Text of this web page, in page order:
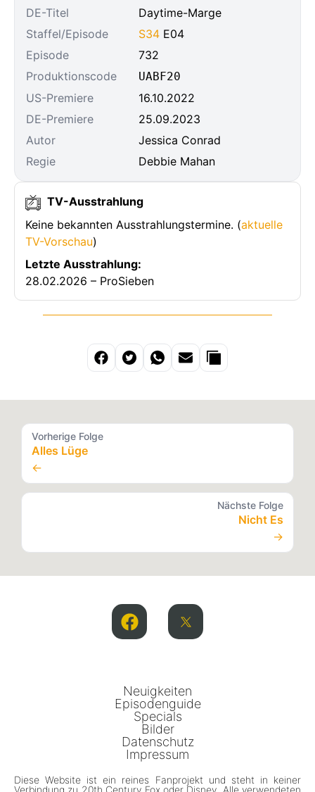
DE-Titel
Daytime-Marge
Staffel/Episode
S34 E04
Episode
732
Produktionscode
UABF20
US-Premiere
16.10.2022
DE-Premiere
25.09.2023
Autor
Jessica Conrad
Regie
Debbie Mahan
TV-Ausstrahlung
Keine bekannten Ausstrahlungstermine. (aktuelle
TV-Vorschau)
Letzte Ausstrahlung:
28.02.2026 – ProSieben
Vorherige Folge
Alles Lüge
←
Nächste Folge
Nicht Es
→
Neuigkeiten
Episodenguide
Specials
Bilder
Datenschutz
Impressum
Diese Website ist ein reines Fanprojekt und steht in keiner
Verbindung zu 20th Century Fox oder Disney. Alle verwendeten